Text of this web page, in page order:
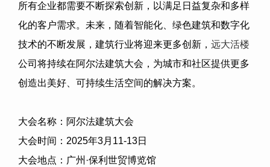
所有企业都需要不断探索创新，以满足日益复杂和多样
化的客户需求。未来，随着智能化、绿色建筑和数字化
技术的不断发展，建筑行业将迎来更多创新， 远大活楼
公司 将持续在阿尔法建筑大会，为城市和社区提供更多
创造出美好、可持续生活空间的解决方案。
大会名称：阿尔法建筑大会
大会时间： 2025年3月 11-13日
大会地点：广州·保利世贸博览馆